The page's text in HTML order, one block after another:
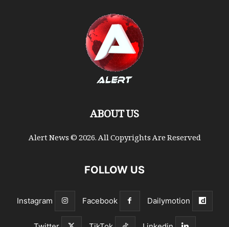
ABOUT US
Alert News © 2026. All Copyrights Are Reserved
FOLLOW US
Dailymotion
Facebook
Instagram